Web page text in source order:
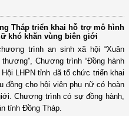
Tháp triển khai hỗ trợ mô hình
khó khăn vùng biên giới
trình an sinh xã hội “Xuân
Chương trình “Đồng hành
LHPN tỉnh đã tổ chức triển khai
đồng cho hội viên phụ nữ có hoàn
Chương trình có sự đồng hành,
tỉnh Đồng Tháp.